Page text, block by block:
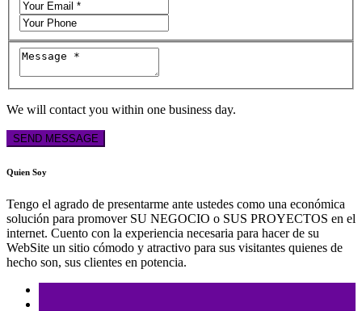
We will contact you within one business day.
Quien Soy
Tengo el agrado de presentarme ante ustedes como una económica
solución para promover SU NEGOCIO o SUS PROYECTOS en el
internet. Cuento con la experiencia necesaria para hacer de su
WebSite un sitio cómodo y atractivo para sus visitantes quienes de
hecho son, sus clientes en potencia.